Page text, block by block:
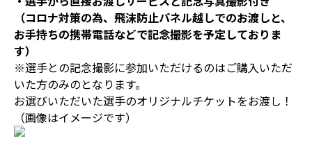
（コロナ対策の為、飛沫防止パネル越しでのお渡しと、
お手持ちの携帯電話などで記念撮影を予定しておりま
す）
※選手との記念撮影に参加いただけるのはご購入いただ
いた方のみのとなります。
お選びいただいた選手のオリジナルチケットをお渡し！
（画像はイメージです）